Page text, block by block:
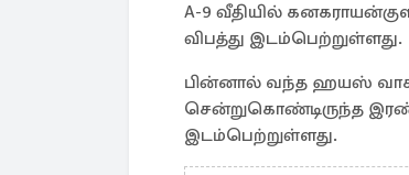
A-9 வீதியில்
விபத்து இடம்பெற்றுள்ளது.
பின்னால் வந்த ஹயஸ்
சென்றுகொண்டிருந்த
இடம்பெற்றுள்ளது.